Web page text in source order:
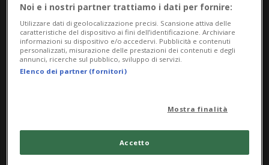
Sottoscrivi un abbonamentoArchivioper
leggere questo articolo, oppure scegli
MyTioAboper accedere all'archivio e
navigare su sito e app senza pubblicità.
Entra nelcanale WhatsAppdi
Noi e i nostri partner trattiamo i dati per fornire:
Utilizzare dati di geolocalizzazione precisi. Scansione attiva delle
caratteristiche del dispositivo ai fini dell’identificazione. Archiviare
informazioni su dispositivo e/o accedervi. Pubblicità e contenuti
personalizzati, misurazione delle prestazioni dei contenuti e degli
annunci, ricerche sul pubblico, sviluppo di servizi.
Elenco dei partner (fornitori)
Mostra finalità
Accetto